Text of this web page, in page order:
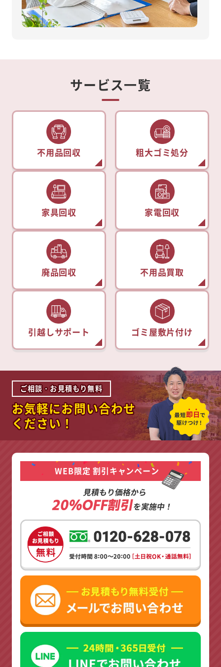
サービス一覧
不用品回収 粗大ゴミ処分
家具回収 家電回収
廃品回収 不用品買取
引越しサポート ゴミ屋敷片付け
ご相談・お見積もり無料
お気軽にお問い合わせ
ください！
WEB限定 割引キャンペーン
見積もり価格から
20%OFF割引を実施中！